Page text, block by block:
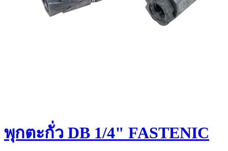
พุกตะกั่ว DB 1/4" FASTENIC